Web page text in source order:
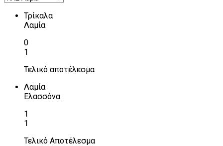
Τρίκαλα
Λαμία
0
1
Τελικό αποτέλεσμα
Λαμία
Ελασσόνα
1
1
Τελικό Αποτέλεσμα